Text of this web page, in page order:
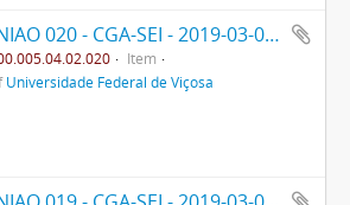
REUNIAO 020 - CGA-SEI - 2019-03-09- PPO
Item
Universidade Federal de Viçosa